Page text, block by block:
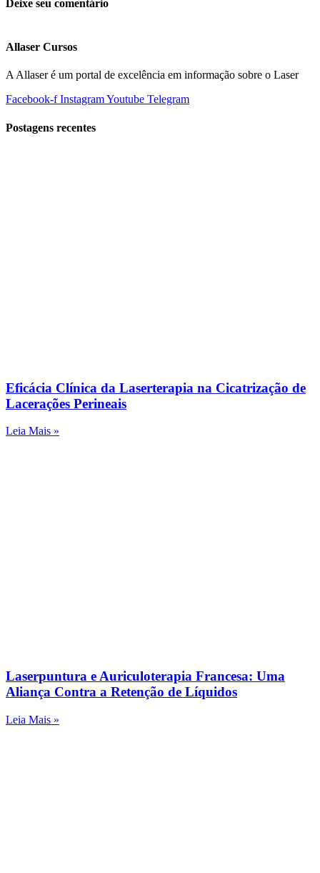
Deixe seu comentário
Allaser Cursos
A Allaser é um portal de excelência em informação sobre o Laser
Facebook-f InstagramYoutube Telegram
Postagens recentes
Eficácia Clínica da Laserterapia na Cicatrização de
Lacerações Perineais
Leia Mais »
Laserpuntura e Auriculoterapia Francesa: Uma
Aliança Contra a Retenção de Líquidos
Leia Mais »